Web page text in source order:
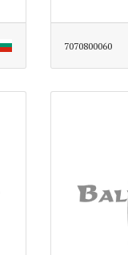
7070800060